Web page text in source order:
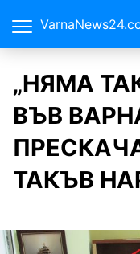
„НЯМА
ВЪВ
ТАКЪВ